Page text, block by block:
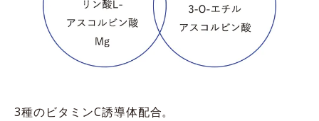
3種のビタミンC誘導体配合。